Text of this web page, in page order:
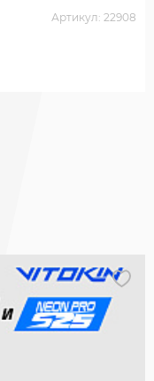
Артикул: 22908